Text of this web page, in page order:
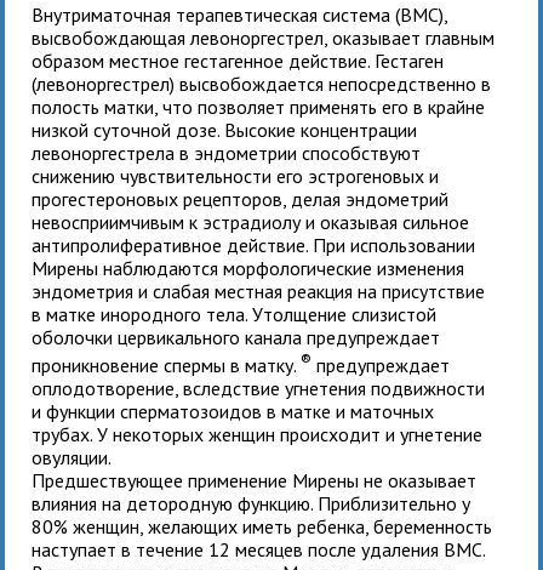
Внутриматочная терапевтическая система (ВМС),
высвобождающая левоноргестрел, оказывает главным
образом местное гестагенное действие. Гестаген
(левоноргестрел) высвобождается непосредственно в
полость матки, что позволяет применять его в крайне
низкой суточной дозе. Высокие концентрации
левоноргестрела в эндометрии способствуют
снижению чувствительности его эстрогеновых и
прогестероновых рецепторов, делая эндометрий
невосприимчивым к эстрадиолу и оказывая сильное
антипролиферативное действие. При использовании
Мирены наблюдаются морфологические изменения
эндометрия и слабая местная реакция на присутствие
в матке инородного тела. Утолщение слизистой
оболочки цервикального канала предупреждает
проникновение спермы в матку.® предупреждает
оплодотворение, вследствие угнетения подвижности
и функции сперматозоидов в матке и маточных
трубах. У некоторых женщин происходит и угнетение
овуляции.
Предшествующее применение Мирены не оказывает
влияния на детородную функцию. Приблизительно у
80% женщин, желающих иметь ребенка, беременность
наступает в течение 12 месяцев после удаления ВМС.